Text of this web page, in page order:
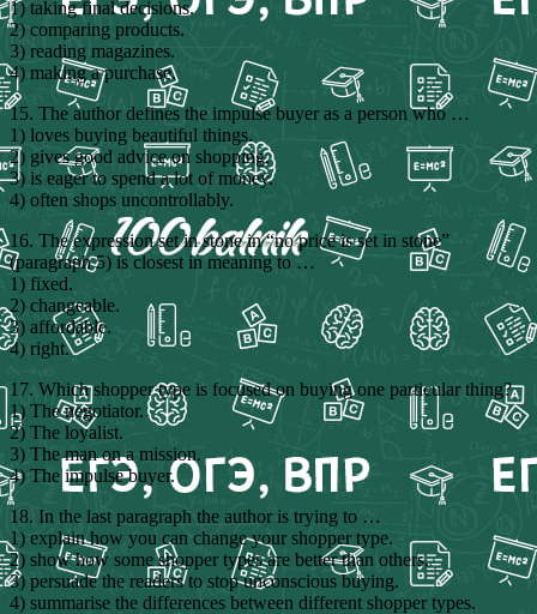
1) taking final decisions.
2) comparing products.
3) reading magazines.
4) making a purchase.
15. The author defines the impulse buyer as a person who …
1) loves buying beautiful things.
2) gives good advice on shopping.
3) is eager to spend a lot of money.
4) often shops uncontrollably.
16. The expression set in stone in “no price is set in stone”
(paragraph 5) is closest in meaning to …
1) fixed.
2) changeable.
3) affordable.
4) right.
17. Which shopper type is focused on buying one particular thing?
1) The negotiator.
2) The loyalist.
3) The man on a mission.
4) The impulse buyer.
18. In the last paragraph the author is trying to …
1) explain how you can change your shopper type.
2) show how some shopper types are better than others.
3) persuade the readers to stop unconscious buying.
4) summarise the differences between different shopper types.